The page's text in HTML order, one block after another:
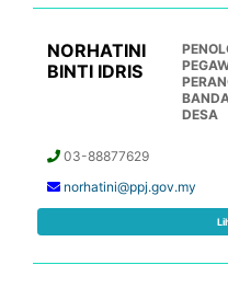
NORHATINI
BINTI IDRIS
DESA
03-88877629
norhatini@ppj.gov.my